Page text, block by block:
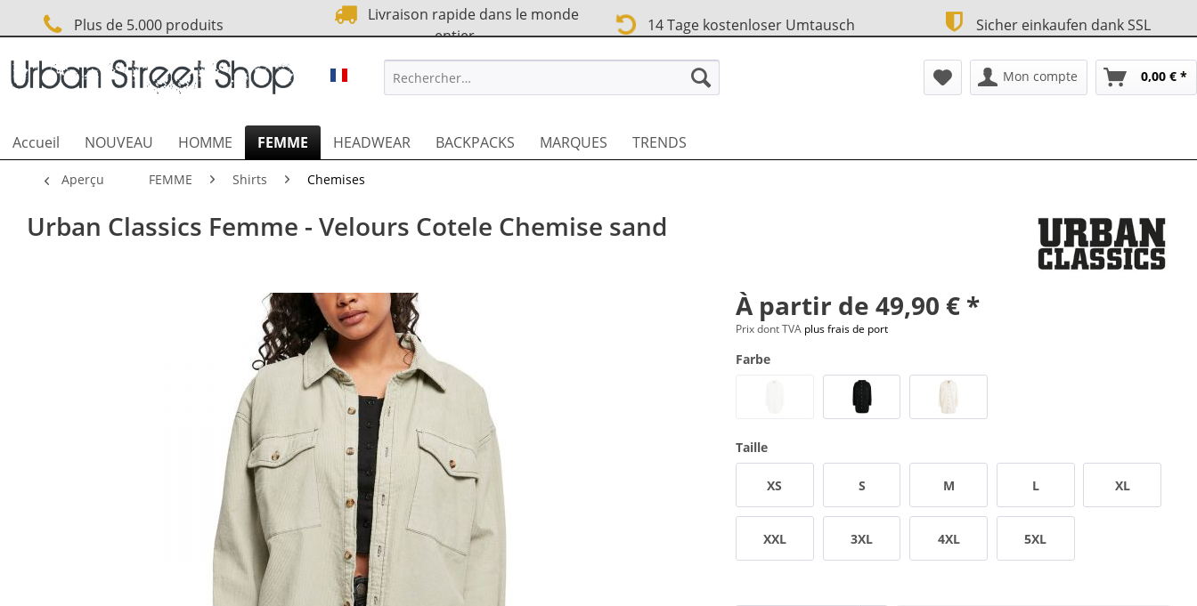
Plus de 5.000 produits
Livraison rapide dans le monde
entier
14 Tage kostenloser Umtausch Sicher einkaufen dank SSL
URBAN STREET FR Mon compte 0,00 € *
Accueil NOUVEAU HOMME FEMME HEADWEAR BACKPACKS MARQUES TRENDS
Aperçu FEMME Shirts Chemises
Urban Classics Femme - Velours Cotele Chemise sand
À partir de 49,90 € *
Prix dont TVA plus frais de port
Farbe
Taille
XS S M L XL
XXL 3XL 4XL 5XL